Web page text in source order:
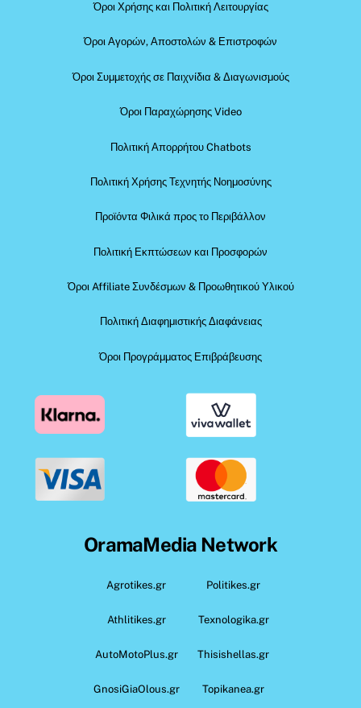
Όροι Χρήσης και Πολιτική Λειτουργίας
Όροι Αγορών, Αποστολών & Επιστροφών
Όροι Συμμετοχής σε Παιχνίδια & Διαγωνισμούς
Όροι Παραχώρησης Video
Πολιτική Απορρήτου Chatbots
Πολιτική Χρήσης Τεχνητής Νοημοσύνης
Προϊόντα Φιλικά προς το Περιβάλλον
Πολιτική Εκπτώσεων και Προσφορών
Όροι Affiliate Συνδέσμων & Προωθητικού Υλικού
Πολιτική Διαφημιστικής Διαφάνειας
Όροι Προγράμματος Επιβράβευσης
OramaMedia Network
Agrotikes.gr Politikes.gr
Athlitikes.gr Texnologika.gr
AutoMotoPlus.gr Thisishellas.gr
GnosiGiaOlous.gr Topikanea.gr